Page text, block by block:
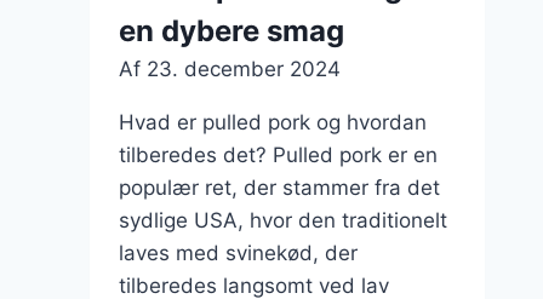
en dybere smag
Af 23. december 2024
Hvad er pulled pork og hvordan
tilberedes det? Pulled pork er en
populær ret, der stammer fra det
sydlige USA, hvor den traditionelt
laves med svinekød, der
tilberedes langsomt ved lav